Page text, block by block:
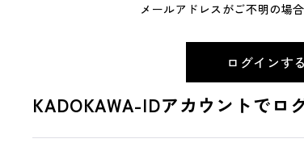
メールアドレスがご不明の場
KADOKAWA-IDアカウントでロ